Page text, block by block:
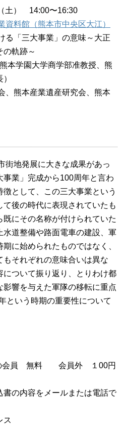
土） 14:00〜16:30
資料館（熊本市中央区大江）
「三大事業」の意味～大正
の軌跡～
本学園大学商学部准教授、熊
熊本産業遺産研究会、熊本
街地発展に大きな成果があっ
事業」完成から100周年と言わ
として、この三大事業という
後の時代に表現されていたも
にその名称が付けられていた
水道整備や路面電車の建設、軍
に始められたものではなく、
もそれぞれの意味合いは異な
について振り返り、とりわけ都
響を与えた軍隊の移転に重点
という時期の重要性について
の会員 無料 会員外 １00円
の内容をメールまたは電話で
ス